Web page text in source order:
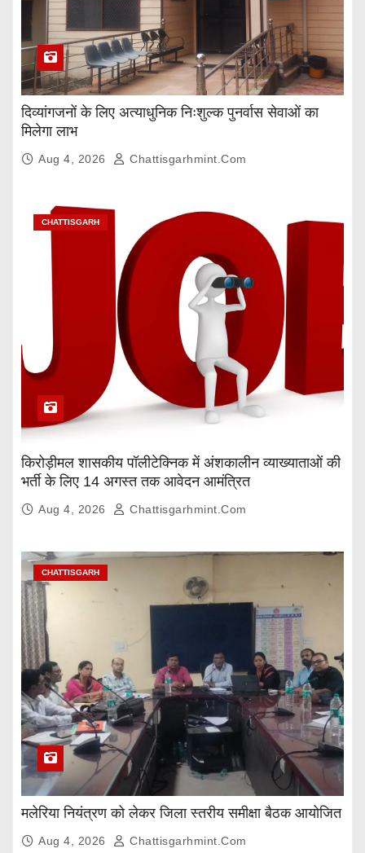
दिव्यांगजनों के लिए अत्याधुनिक निःशुल्क पुनर्वास सेवाओं का
मिलेगा लाभ
Aug 4, 2026 Chattisgarhmint.com
CHATTISGARH
किरोड़ीमल शासकीय पॉलीटेक्निक में अंशकालीन व्याख्याताओं की
भर्ती के लिए 14 अगस्त तक आवेदन आमंत्रित
Aug 4, 2026 Chattisgarhmint.com
CHATTISGARH
मलेरिया नियंत्रण को लेकर जिला स्तरीय समीक्षा बैठक आयोजित
Aug 4, 2026 Chattisgarhmint.com